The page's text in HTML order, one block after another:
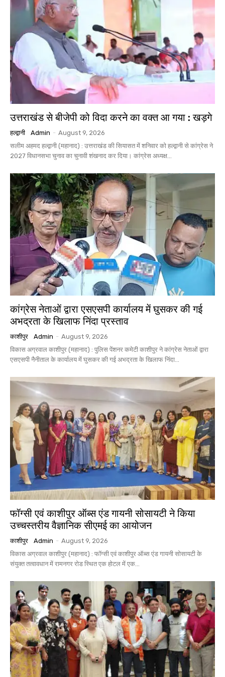
उत्तराखंड से बीजेपी को विदा करने का वक्त आ गया : खड़गे
हल्द्वानी Admin - August 9, 2026
सलीम अहमद हल्द्वानी (महानाद) : उत्तराखंड की सियासत में शनिवार को हल्द्वानी से कांग्रेस ने
2027 विधानसभा चुनाव का चुनावी शंखनाद कर दिया। कांग्रेस अध्यक्ष...
कांग्रेस नेताओं द्वारा एसएसपी कार्यालय में घुसकर की गई
अभद्रता के खिलाफ निंदा प्रस्ताव
काशीपुर Admin - August 9, 2026
विकास अग्रवाल काशीपुर (महानाद) : पुलिस पेंशनर कमेटी काशीपुर ने कांग्रेस नेताओं द्वारा
एसएसपी नैनीताल के कार्यालय में घुसकर की गई अभद्रता के खिलाफ निंदा...
फॉग्सी एवं काशीपुर ऑब्स एंड गायनी सोसायटी ने किया
उच्चस्तरीय वैज्ञानिक सीएमई का आयोजन
काशीपुर Admin - August 9, 2026
विकास अग्रवाल काशीपुर (महानाद) : फॉग्सी एवं काशीपुर ऑब्स एंड गायनी सोसायटी के
संयुक्त तत्वावधान में रामनगर रोड स्थित एक होटल में एक...